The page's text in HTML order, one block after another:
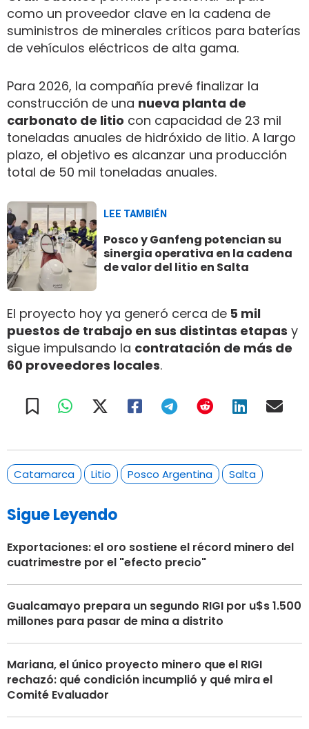
como un proveedor clave en la cadena de
suministros de minerales críticos para baterías
de vehículos eléctricos de alta gama.
Para 2026, la compañía prevé finalizar la
construcción de una nueva planta de
carbonato de litio con capacidad de 23 mil
toneladas anuales de hidróxido de litio. A largo
plazo, el objetivo es alcanzar una producción
total de 50 mil toneladas anuales.
LEE TAMBIÉN
Posco y Ganfeng potencian su
sinergia operativa en la cadena
de valor del litio en Salta
El proyecto hoy ya generó cerca de 5 mil
puestos de trabajo en sus distintas etapas y
sigue impulsando la contratación de más de
60 proveedores locales.
Catamarca Litio Posco Argentina Salta
Sigue Leyendo
Exportaciones: el oro sostiene el récord minero del
cuatrimestre por el "efecto precio"
Gualcamayo prepara un segundo RIGI por u$s 1.500
millones para pasar de mina a distrito
Mariana, el único proyecto minero que el RIGI
rechazó: qué condición incumplió y qué mira el
Comité Evaluador